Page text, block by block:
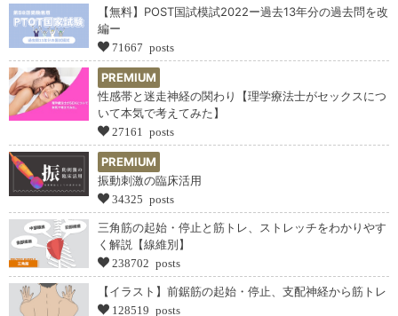
【無料】POST国試模試2022ー過去13年分の過去問を改
編ー
71667 posts
PREMIUM
性感帯と迷走神経の関わり【理学療法士がセックスにつ
いて本気で考えてみた】
27161 posts
PREMIUM
振動刺激の臨床活用
34325 posts
三角筋の起始・停止と筋トレ、ストレッチをわかりやす
く解説【線維別】
238702 posts
【イラスト】前鋸筋の起始・停止、支配神経から筋トレ
128519 posts